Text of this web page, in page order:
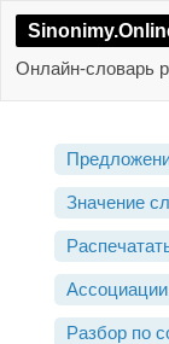
Онлайн-словарь
Значение
Разбор по